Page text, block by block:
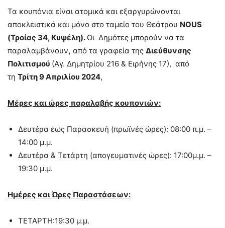
Τα κουπόνια είναι ατομικά και εξαργυρώνονται
αποκλειστικά και μόνο στο ταμείο του Θεάτρου NOUS
(Τροίας 34, Κυψέλη). Οι Δημότες μπορούν να τα
παραλαμβάνουν, από τα γραφεία της Διεύθυνσης
Πολιτισμού (Αγ. Δημητρίου 216 & Ειρήνης 17), από
τη Τρίτη 9 Απριλίου 2024,
Μέρες και ώρες παραλαβής κουπονιών:
Δευτέρα έως Παρασκευή (πρωϊνές ώρες): 08:00 π.μ. –
14:00 μ.μ.
Δευτέρα & Τετάρτη (απογευματινές ώρες): 17:00μ.μ. –
19:30 μ.μ.
Ημέρες και Ώρες Παραστάσεων:
ΤΕΤΑΡΤΗ:19:30 μ.μ.